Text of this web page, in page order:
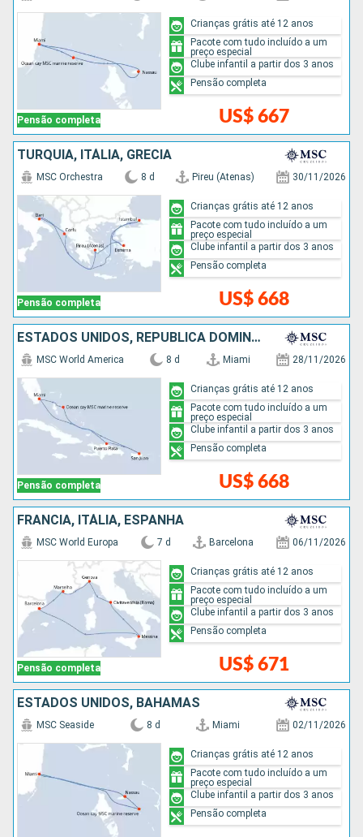
Pensão completa US$ 667
Crianças grátis até 12 anos
Pacote com tudo incluído a um
preço especial
Clube infantil a partir dos 3 anos
Pensão completa
TURQUIA, ITÁLIA, GRÉCIA
Pensão completa
MSC Orchestra 8 d Pireu (Atenas) 30/11/2026
US$ 668
Crianças grátis até 12 anos
Pacote com tudo incluído a um
preço especial
Clube infantil a partir dos 3 anos
Pensão completa
ESTADOS UNIDOS, REPUBLICA DOMINICANA, PORTO RICO, BAHAMAS
Pensão completa
MSC World America 8 d Miami 28/11/2026
US$ 668
Crianças grátis até 12 anos
Pacote com tudo incluído a um
preço especial
Clube infantil a partir dos 3 anos
Pensão completa
FRANCIA, ITÁLIA, ESPANHA
Pensão completa
MSC World Europa 7 d Barcelona 06/11/2026
US$ 671
Crianças grátis até 12 anos
Pacote com tudo incluído a um
preço especial
Clube infantil a partir dos 3 anos
Pensão completa
ESTADOS UNIDOS, BAHAMAS
MSC Seaside 8 d Miami 02/11/2026
Crianças grátis até 12 anos
Pacote com tudo incluído a um
preço especial
Clube infantil a partir dos 3 anos
Pensão completa